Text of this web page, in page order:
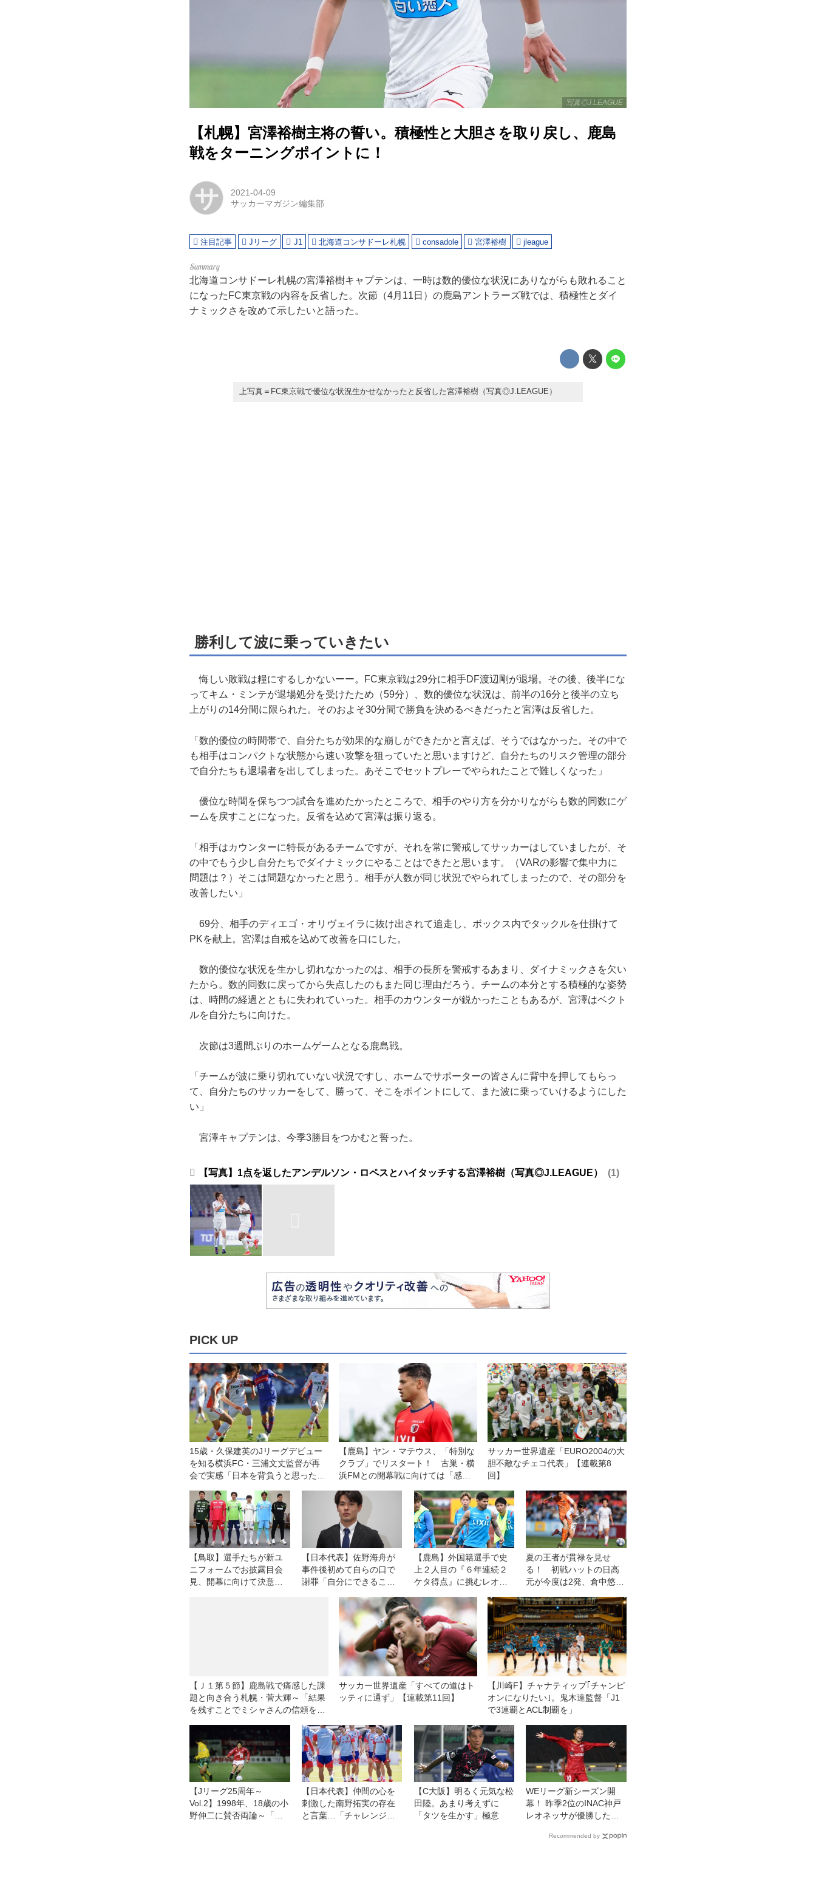
写真◎J.LEAGUE
【札幌】宮澤裕樹主将の誓い。積極性と大胆さを取り戻し、鹿島
戦をターニングポイントに！
サ
2021-04-09
サッカーマガジン編集部
注目記事 Jリーグ J1 北海道コンサドーレ札幌 consadole 宮澤裕樹 jleague
北海道コンサドーレ札幌の宮澤裕樹キャプテンは、一時は数的優位な状況にありながらも敗れること
になったFC東京戦の内容を反省した。次節（4月11日）の鹿島アントラーズ戦では、積極性とダイ
ナミックさを改めて示したいと語った。
上写真＝FC東京戦で優位な状況生かせなかったと反省した宮澤裕樹（写真◎J.LEAGUE）
勝利して波に乗っていきたい
悔しい敗戦は糧にするしかないーー。FC東京戦は29分に相手DF渡辺剛が退場。その後、後半にな
ってキム・ミンテが退場処分を受けたため（59分）、数的優位な状況は、前半の16分と後半の立ち
上がりの14分間に限られた。そのおよそ30分間で勝負を決めるべきだったと宮澤は反省した。
「数的優位の時間帯で、自分たちが効果的な崩しができたかと言えば、そうではなかった。その中で
も相手はコンパクトな状態から速い攻撃を狙っていたと思いますけど、自分たちのリスク管理の部分
で自分たちも退場者を出してしまった。あそこでセットプレーでやられたことで難しくなった」
優位な時間を保ちつつ試合を進めたかったところで、相手のやり方を分かりながらも数的同数にゲ
ームを戻すことになった。反省を込めて宮澤は振り返る。
「相手はカウンターに特長があるチームですが、それを常に警戒してサッカーはしていましたが、そ
の中でもう少し自分たちでダイナミックにやることはできたと思います。（VARの影響で集中力に
問題は？）そこは問題なかったと思う。相手が人数が同じ状況でやられてしまったので、その部分を
改善したい」
69分、相手のディエゴ・オリヴェイラに抜け出されて追走し、ボックス内でタックルを仕掛けて
PKを献上。宮澤は自戒を込めて改善を口にした。
数的優位な状況を生かし切れなかったのは、相手の長所を警戒するあまり、ダイナミックさを欠い
たから。数的同数に戻ってから失点したのもまた同じ理由だろう。チームの本分とする積極的な姿勢
は、時間の経過とともに失われていった。相手のカウンターが鋭かったこともあるが、宮澤はベクト
ルを自分たちに向けた。
次節は3週間ぶりのホームゲームとなる鹿島戦。
「チームが波に乗り切れていない状況ですし、ホームでサポーターの皆さんに背中を押してもらっ
て、自分たちのサッカーをして、勝って、そこをポイントにして、また波に乗っていけるようにした
い」
宮澤キャプテンは、今季3勝目をつかむと誓った。
【写真】1点を返したアンデルソン・ロペスとハイタッチする宮澤裕樹（写真◎J.LEAGUE） 1
PICK UP
15歳・久保建英のJリーグデビュー
を知る横浜FC・三浦文丈監督が再
会で実感「日本を背負うと思ったの
【鹿島】ヤン・マテウス、「特別な
クラブ」でリスタート！ 古巣・横
浜FMとの開幕戦に向けては「感情
い！」
サッカー世界遺産「EURO2004の大
胆不敵なチェコ代表」【連載第8
回】
【鳥取】選手たちが新ユ
ニフォームでお披露目会
見、開幕に向けて決意
【日本代表】佐野海舟が
事件後初めて自らの口で
謝罪「自分にできること
し、行動し、社会貢献し
続けていきます」
【鹿島】外国籍選手で史
上２人目の『６年連続２
ケタ得点』に挑むレオ・
との開幕戦は「王者であ
る自分たちの力を示す機
会」と意気込む
夏の王者が貫禄を見せ
る！ 初戦ハットの日高
元が今度は2発、倉中悠駕
水口に４−０快勝【3回
戦】
【Ｊ１第５節】鹿島戦で痛感した課
題と向き合う札幌・菅大輝～「結果
を残すことでミシャさんの信頼を得
サッカー世界遺産「すべての道はト
ッティに通ず」【連載第11回】
【川崎F】チャナティップ｢チャンピ
オンになりたい｣。鬼木達監督「J1
で3連覇とACL制覇を」
【Jリーグ25周年～
Vol.2】1998年、18歳の小
野伸二に賛否両論～「ワ
【日本代表】仲間の心を
刺激した南野拓実の存在
と言葉…「チャレンジャ
【C大阪】明るく元気な松
田陸。あまり考えずに
「タツを生かす」極意
WEリーグ新シーズン開
幕！ 昨季2位のINAC神戸
レオネッサが優勝した日
レーザを下して白星発進
Recommended by